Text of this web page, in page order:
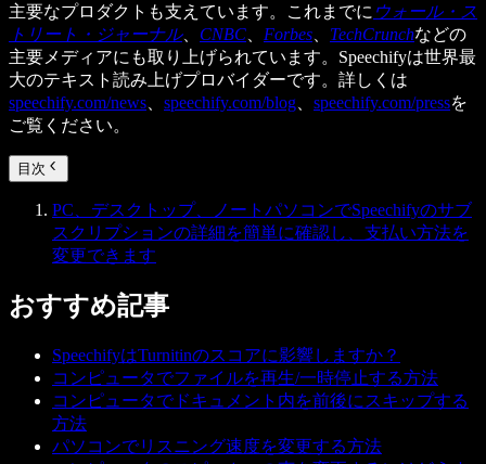
主要なプロダクトも支えています。これまでに ウォール・ス
トリート・ジャーナル、 CNBC Forbes TechCrunchなどの
主要メディアにも取り上げられています。Speechifyは世界最
大のテキスト読み上げプロバイダーです。詳しくは
speechify.com/news
speechify.com/blog speechify.com/pressを
ご覧ください。
目次
PC、デスクトップ、ノートパソコンでSpeechifyのサブ
スクリプションの詳細を簡単に確認し、支払い方法を
変更できます
おすすめ記事
SpeechifyはTurnitinのスコアに影響しますか？
コンピュータでファイルを再生/一時停止する方法
コンピュータでドキュメント内を前後にスキップする
方法
パソコンでリスニング速度を変更する方法